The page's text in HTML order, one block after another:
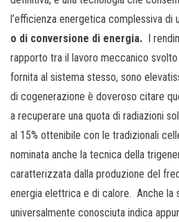
l’efficienza energetica complessiva di
o di conversione di energia. I
rapporto tra il lavoro meccanico svolto
fornita al sistema stesso, sono
di cogenerazione è doveroso citare
a recuperare una quota di radiazioni
al 15% ottenibile con le tradizionali
nominata anche la tecnica della
caratterizzata dalla produzione del
energia elettrica e di calore. Anche la
universalmente conosciuta indica